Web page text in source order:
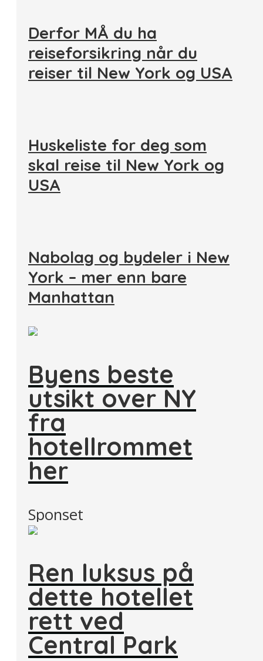
Derfor MÅ du ha
reiseforsikring når du
reiser til New York og USA
Huskeliste for deg som
skal reise til New York og
USA
Nabolag og bydeler i New
York – mer enn bare
Manhattan
Byens beste
utsikt over NY
fra
hotellrommet
her
Sponset
Ren luksus på
dette hotellet
rett ved
Central Park